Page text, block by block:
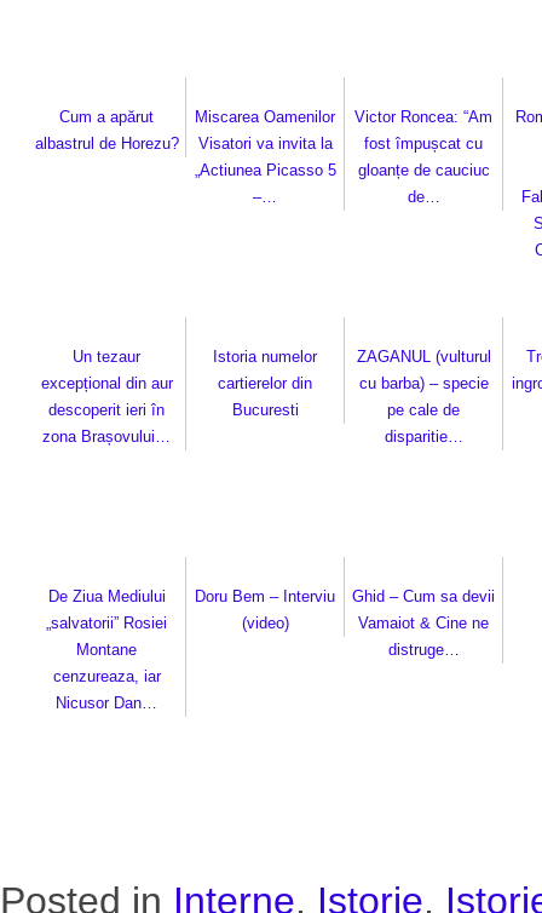
Cum a apărut
albastrul de Horezu?
Miscarea Oamenilor
Visatori va invita la
„Actiunea Picasso 5
–…
Victor Roncea: “Am
fost împușcat cu
gloanțe de cauciuc
de…
Un tezaur
excepțional din aur
descoperit ieri în
zona Brașovului…
Istoria numelor
cartierelor din
Bucuresti
ZAGANUL (vulturul
cu barba) – specie
pe cale de
disparitie…
De Ziua Mediului
„salvatorii” Rosiei
Montane
cenzureaza, iar
Nicusor Dan…
Doru Bem – Interviu
(video)
Ghid – Cum sa devii
Vamaiot & Cine ne
distruge…
Posted in Interne, Istorie,